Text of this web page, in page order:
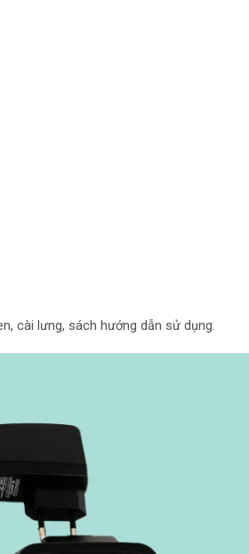
cài lưng, sách hướng dẫn sử dụng.